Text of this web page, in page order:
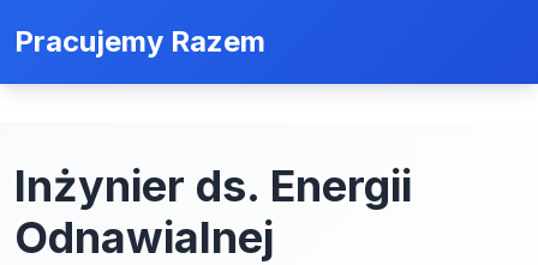
Pracujemy Razem
Inżynier ds. Energii
Odnawialnej